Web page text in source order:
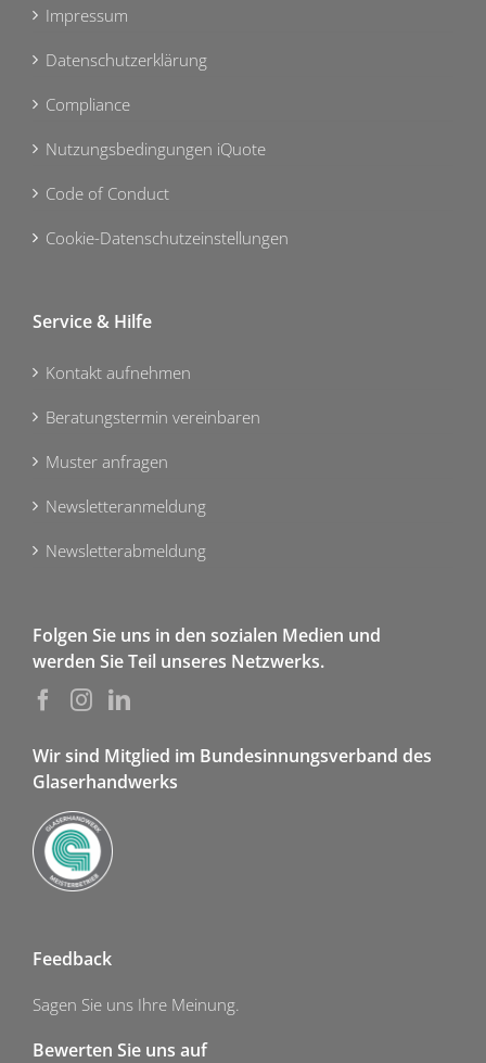
Impressum
Datenschutzerklärung
Compliance
Nutzungsbedingungen iQuote
Code of Conduct
Cookie-Datenschutzeinstellungen
Service & Hilfe
Kontakt aufnehmen
Beratungstermin vereinbaren
Muster anfragen
Newsletteranmeldung
Newsletterabmeldung
Folgen Sie uns in den sozialen Medien und
werden Sie Teil unseres Netzwerks.
Wir sind Mitglied im Bundesinnungsverband des
Glaserhandwerks
Feedback
Sagen Sie uns Ihre Meinung.
Bewerten Sie uns auf